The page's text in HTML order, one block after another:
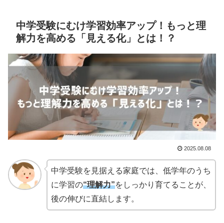
中学受験にむけ学習効率アップ！もっと理
解力を高める「見える化」とは！？
2025.08.08
中学受験を見据える家庭では、低学年のうち
に学習の“理解力”をしっかり育てることが、
後の伸びに直結します。